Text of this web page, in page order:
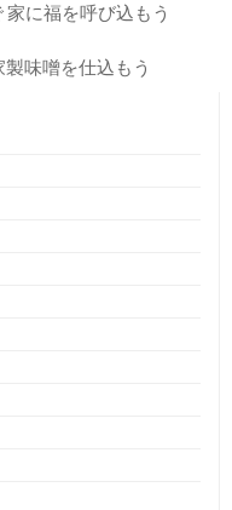
に福を呼び込もう
味噌を仕込もう